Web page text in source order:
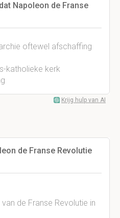
Napoleon de Franse
oftewel afschaffing
katholieke kerk
Krijg hulp van AI
de Franse Revolutie
de Franse Revolutie in